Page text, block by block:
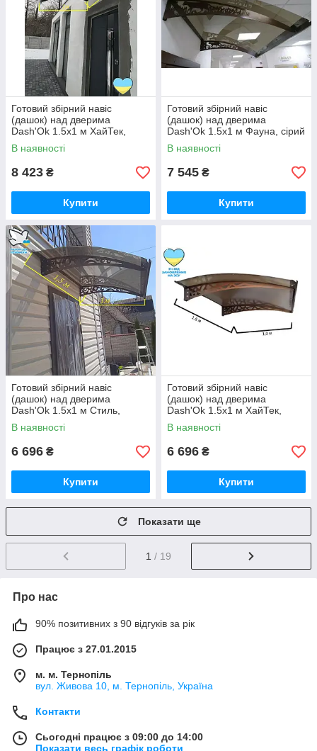
Готовий збірний навіс
(дашок) над дверима
Dash'Ok 1.5x1 м ХайТек,
моноліт 4 мм, прозорий
В наявності
8 423 ₴
Купити
Готовий збірний навіс
(дашок) над дверима
Dash'Ok 1.5x1 м Фауна, сірий
кронштейн
В наявності
7 545 ₴
Купити
Готовий збірний навіс
(дашок) над дверима
Dash'Ok 1.5x1 м Стиль,
сотовий 6 мм, прозорий
В наявності
6 696 ₴
Купити
Готовий збірний навіс
(дашок) над дверима
Dash'Ok 1.5x1 м ХайТек,
сотовий 6 мм, прозорий
В наявності
6 696 ₴
Купити
Показати ще
1 / 19
Про нас
90% позитивних з 90 відгуків за рік
Працює з 27.01.2015
м. м. Тернопіль
вул. Живова 10, м. Тернопіль, Україна
Контакти
Сьогодні працює з 09:00 до 14:00
Показати весь графік роботи